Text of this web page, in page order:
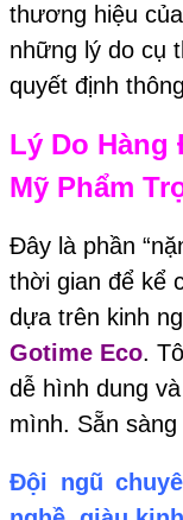
thương hiệu
những lý do cụ
quyết định
Lý Do Hàng
Mỹ Phẩm
Đây là phần
thời gian để kể
dựa trên kinh
Gotime Eco.
dễ hình dung
mình. Sẵn
Đội ngũ